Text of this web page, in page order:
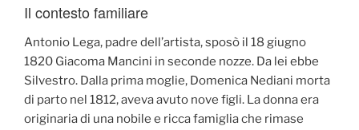
Il contesto familiare
Antonio Lega, padre dell’artista, sposò il 18 giugno
1820 Giacoma Mancini in seconde nozze. Da lei ebbe
Silvestro. Dalla prima moglie, Domenica Nediani morta
di parto nel 1812, aveva avuto nove figli. La donna era
originaria di una nobile e ricca famiglia che rimase